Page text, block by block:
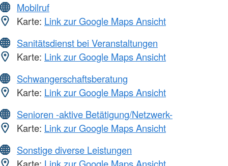
Mobilruf
Karte: Link zur Google Maps Ansicht
Sanitätsdienst bei Veranstaltungen
Karte: Link zur Google Maps Ansicht
Schwangerschaftsberatung
Karte: Link zur Google Maps Ansicht
Senioren -aktive Betätigung/Netzwerk-
Karte: Link zur Google Maps Ansicht
Sonstige diverse Leistungen